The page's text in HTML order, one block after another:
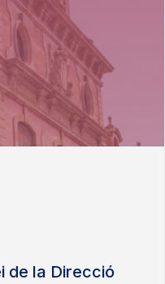
de la Direcció